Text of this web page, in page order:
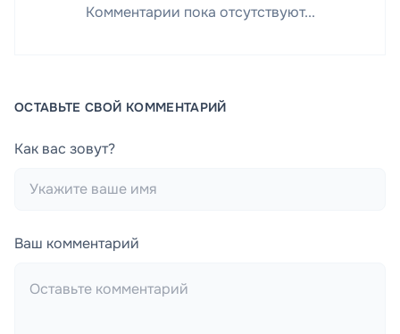
Комментарии пока отсутствуют...
ОСТАВЬТЕ СВОЙ КОММЕНТАРИЙ
Как вас зовут?
Ваш комментарий